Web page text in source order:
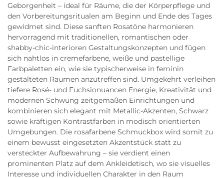
Geborgenheit – ideal für Räume, die der Körperpflege und
den Vorbereitungsritualen am Beginn und Ende des Tages
gewidmet sind. Diese sanften Rosatöne harmonieren
hervorragend mit traditionellen, romantischen oder
shabby-chic-interioren Gestaltungskonzepten und fügen
sich nahtlos in cremefarbene, weiße und pastellige
Farbpaletten ein, wie sie typischerweise in feminin
gestalteten Räumen anzutreffen sind. Umgekehrt verleihen
tiefere Rosé- und Fuchsionuancen Energie, Kreativität und
modernen Schwung zeitgemäßen Einrichtungen und
kombinieren sich elegant mit Metallic-Akzenten, Schwarz
sowie kräftigen Kontrastfarben in modisch orientierten
Umgebungen. Die rosafarbene Schmuckbox wird somit zu
einem bewusst eingesetzten Akzentstück statt zu
versteckter Aufbewahrung – sie verdient einen
prominenten Platz auf dem Ankleidetisch, wo sie visuelles
Interesse und individuellen Charakter in den Raum